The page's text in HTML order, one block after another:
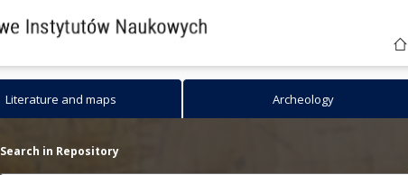
Literature and maps Archeology
Search in Repository